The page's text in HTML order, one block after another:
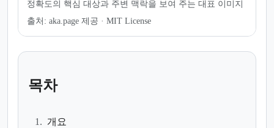
정확도의 핵심 대상과 주변 맥락을 보여 주는 대표 이미지
출처: aka.page 제공 · MIT License
목차
1. 개요